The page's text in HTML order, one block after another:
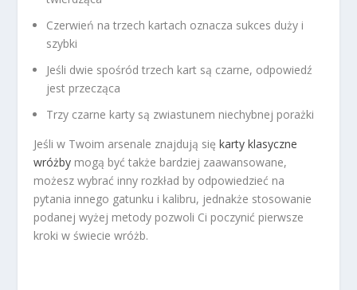
Czerwień na trzech kartach oznacza sukces duży i
szybki
Jeśli dwie spośród trzech kart są czarne, odpowiedź
jest przecząca
Trzy czarne karty są zwiastunem niechybnej porażki
Jeśli w Twoim arsenale znajdują siękarty klasyczne
wróżby mogą być także bardziej zaawansowane,
możesz wybrać inny rozkład by odpowiedzieć na
pytania innego gatunku i kalibru, jednakże stosowanie
podanej wyżej metody pozwoli Ci poczynić pierwsze
kroki w świecie wróżb.